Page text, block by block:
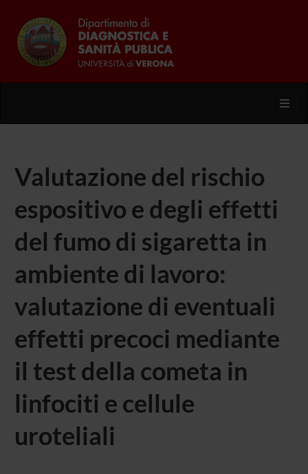
Valutazione del rischio
espositivo e degli effetti
del fumo di sigaretta in
ambiente di lavoro:
valutazione di eventuali
effetti precoci mediante
il test della cometa in
linfociti e cellule
uroteliali